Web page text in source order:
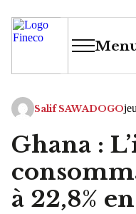
Salif SAWADOGO
Ghana :
à 22,8%